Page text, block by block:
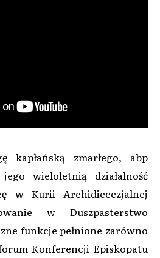
kapłańską zmarłego, abp
wieloletnią działalność
w Kurii Archidiecezjalnej
w Duszpasterstwo
funkcje pełnione zarówno
Konferencji Episkopatu